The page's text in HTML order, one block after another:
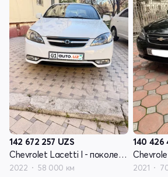
142 672 257 UZS
Chevrolet Lacetti I - поколение рестайлинг
2022 58 000 км
140 426
2021